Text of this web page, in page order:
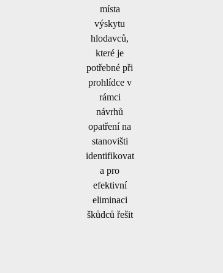
místa
výskytu
hlodavců,
které je
potřebné při
prohlídce v
rámci
návrhů
opatření na
stanovišti
identifikovat
a pro
efektivní
eliminaci
škůdců řešit